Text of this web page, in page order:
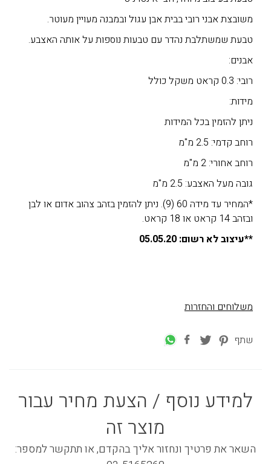
משובצת אבני רובי בבית אבן עגול ובמבנה מעויין מעוטר.
טבעת שמשתלבת נהדר עם טבעות נוספות על אותה האצבע.
אבנים:
רובי: 0.3 קראט משקל כולל
מידות:
ניתן להזמין בכל המידות
רוחב קדמי: 2.5 מ"מ
רוחב אחורי: 2 מ"מ
גובה מעל האצבע: 2.5 מ"מ
*המחיר עד מידה 60 (9). ניתן להזמין בזהב צהוב אדום או לבן
ובזהב 14 קראט או 18 קראט.
**עיצוב לא רשום: 05.05.20
משלוחים והחזרות
שתף
למידע נוסף / הצעת מחיר עבור
מוצר זה
השאר את פרטיך ונחזור אליך בהקדם, או תתקשר למספר: